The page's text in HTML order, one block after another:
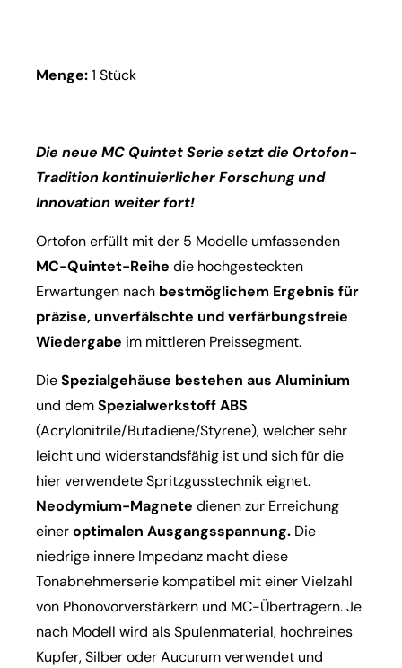
Menge:1 Stück
Die neue MC Quintet Serie setzt die Ortofon-
Tradition kontinuierlicher Forschung und
Innovation weiter fort!
Ortofon erfüllt mit der 5 Modelle umfassenden
MC-Quintet-Reihe die hochgesteckten
Erwartungen nach bestmöglichem Ergebnis für
präzise, unverfälschte und verfärbungsfreie
Wiedergabe im mittleren Preissegment.
DieSpezialgehäuse bestehen aus Aluminium
und demSpezialwerkstoff ABS
(Acrylonitrile/Butadiene/Styrene), welcher sehr
leicht und widerstandsfähig ist und sich für die
hier verwendete Spritzgusstechnik eignet.
Neodymium-Magnete dienen zur Erreichung
eineroptimalen Ausgangsspannung. Die
niedrige innere Impedanz macht diese
Tonabnehmerserie kompatibel mit einer Vielzahl
von Phonovorverstärkern und MC-Übertragern. Je
nach Modell wird als Spulenmaterial, hochreines
Kupfer, Silber oder Aucurum verwendet und